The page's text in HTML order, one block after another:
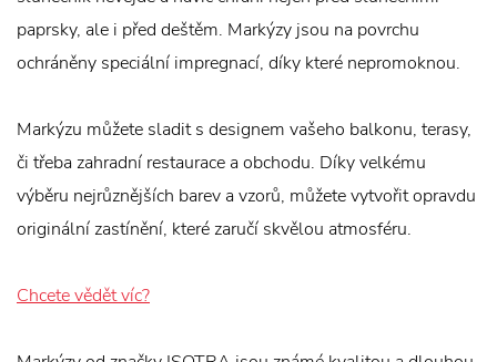
paprsky, ale i před deštěm. Markýzy jsou na povrchu
ochráněny speciální impregnací, díky které nepromoknou.
Markýzu můžete sladit s designem vašeho balkonu, terasy,
či třeba zahradní restaurace a obchodu. Díky velkému
výběru nejrůznějších barev a vzorů, můžete vytvořit opravdu
originální zastínění, které zaručí skvělou atmosféru.
Chcete vědět víc?